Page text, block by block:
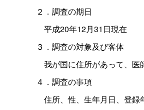
２．調査の期日
平成20年12月31日現在
３．調査の対象及び客体
我が国に住所があって、医
４．調査の事項
住所、性、生年月日、登録